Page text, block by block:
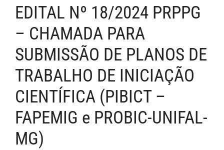
EDITAL Nº 18/2024 PRPPG
– CHAMADA PARA
SUBMISSÃO DE PLANOS DE
TRABALHO DE INICIAÇÃO
CIENTÍFICA (PIBICT –
FAPEMIG e PROBIC-UNIFAL-
MG)